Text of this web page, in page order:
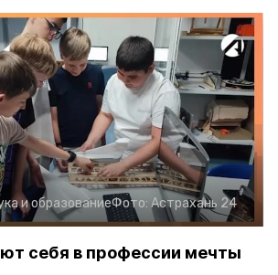
и образованиеФото: Астрахань 24
себя в профессии мечты